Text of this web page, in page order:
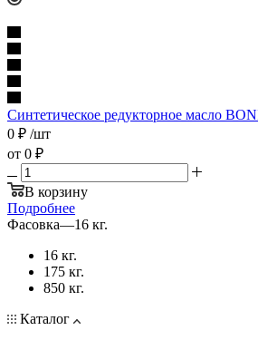
Синтетическое редукторное масло
0 ₽ /шт
от 0 ₽
В корзину
Подробнее
Фасовка—16 кг.
16 кг.
175 кг.
850 кг.
Каталог